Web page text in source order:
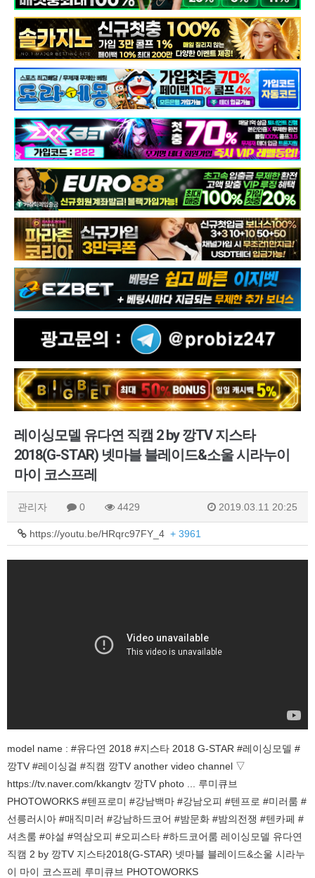
레이싱모델 유다연 직캠 2 by 깡TV 지스타
2018(G-STAR) 넷마블 블레이드&소울 시라누이
마이 코스프레
관리자 0 4429 2019.03.11 20:25
https://youtu.be/HRqrc97FY_4 + 3961
model name : #유다연 2018 #지스타 2018 G-STAR #레이싱모델 #
깡TV #레이싱걸 #직캠 깡TV another video channel ▽
https://tv.naver.com/kkangtv 깡TV photo ... 루미큐브
PHOTOWORKS #텐프로미 #강남백마 #강남오피 #텐프로 #미러룸 #
선릉러시아 #매직미러 #강남하드코어 #밤문화 #밤의전쟁 #텐카페 #
셔츠룸 #야설 #역삼오피 #오피스타 #하드코어룸 레이싱모델 유다연
직캠 2 by 깡TV 지스타2018(G-STAR) 넷마블 블레이드&소울 시라누
이 마이 코스프레 루미큐브 PHOTOWORKS